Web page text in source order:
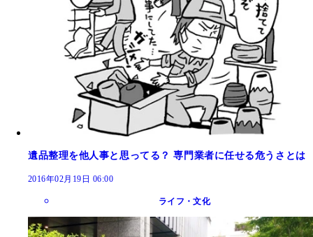
遺品整理を他人事と思ってる？ 専門業者に任せる危うさとは
2016年02月19日 06:00
ライフ・文化